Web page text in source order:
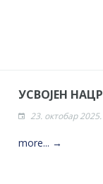
УСВОЈЕН
23. октобар
more... →